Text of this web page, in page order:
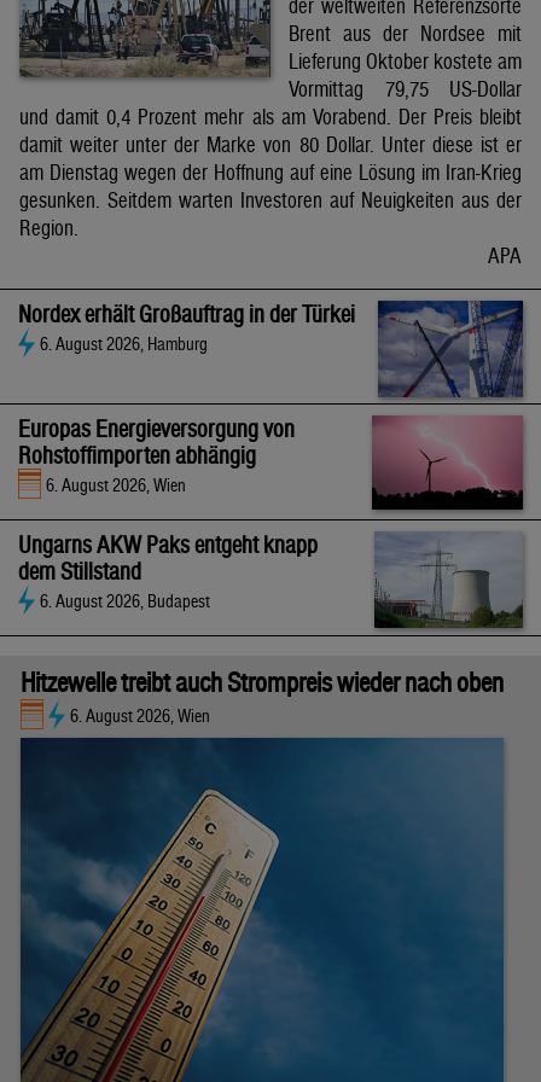
der weltweiten Referenzsorte
Brent aus der Nordsee mit
Lieferung Oktober kostete am
Vormittag 79,75 US-Dollar
und damit 0,4 Prozent mehr als am Vorabend. Der Preis bleibt
damit weiter unter der Marke von 80 Dollar. Unter diese ist er
am Dienstag wegen der Hoffnung auf eine Lösung im Iran-Krieg
gesunken. Seitdem warten Investoren auf Neuigkeiten aus der
Region.
APA
Nordex erhält Großauftrag in der Türkei
6. August 2026, Hamburg
Europas Energieversorgung von
Rohstoffimporten abhängig
6. August 2026, Wien
Ungarns AKW Paks entgeht knapp
dem Stillstand
6. August 2026, Budapest
Hitzewelle treibt auch Strompreis wieder nach oben
6. August 2026, Wien